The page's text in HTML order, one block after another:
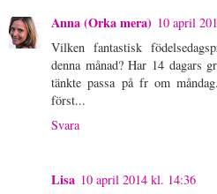
Anna (Orka mera) 10 april
Vilken fantastisk
denna månad? Har 14 dagars
tänkte passa på fr om
först...
Svara
Lisa 10 april 2014 kl. 14:36